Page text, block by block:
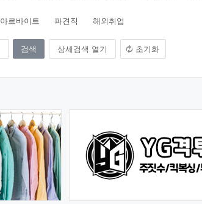
아르바이트 파견직 해외취업
상세검색 열기 초기화